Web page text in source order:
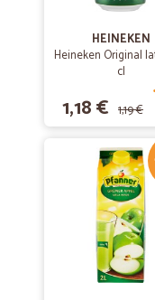
HEINEKEN
Heineken Original
cl
1,18 € 1,19 €